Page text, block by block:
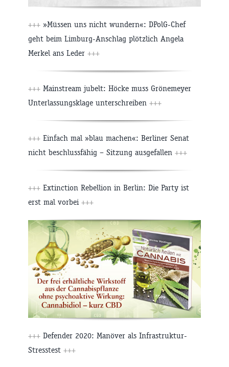
+++ »Müssen uns nicht wundern«: DPolG-Chef
geht beim Limburg-Anschlag plötzlich Angela
Merkel ans Leder +++
+++ Mainstream jubelt: Höcke muss Grönemeyer
Unterlassungsklage unterschreiben +++
+++ Einfach mal »blau machen«: Berliner Senat
nicht beschlussfähig – Sitzung ausgefallen +++
+++ Extinction Rebellion in Berlin: Die Party ist
erst mal vorbei +++
+++ Defender 2020: Manöver als Infrastruktur-
Stresstest +++